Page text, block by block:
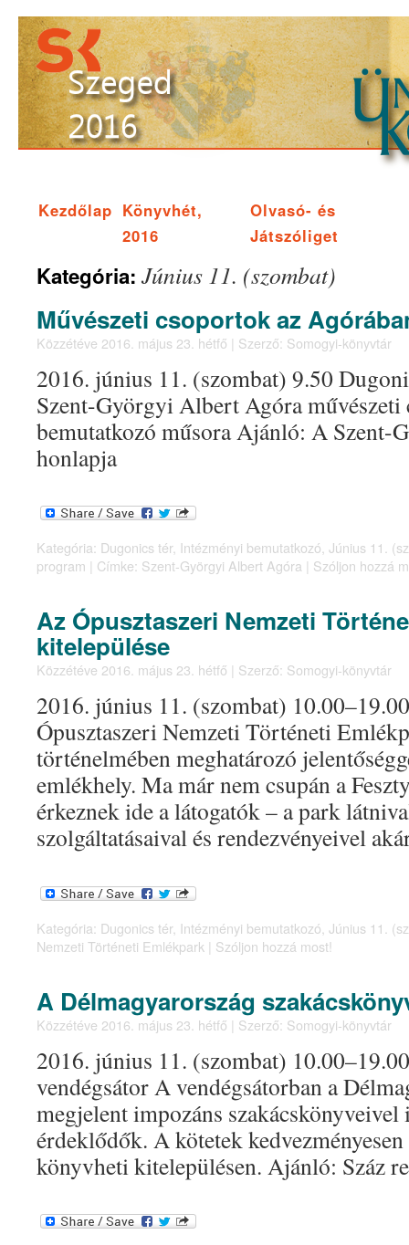
Kezdőlap Könyvhét,
2016
Olvasó- és
Játszóliget
Kategória: Június 11. (szombat)
Művészeti csoportok az
Közzétéve 2016. május 23. hétfő | Szerző: Somogyi-könyvtár
2016. június 11. (szombat) 9.50
Szent-Györgyi Albert Agóra művészeti
bemutatkozó műsora Ajánló: A Szent-
honlapja
Kategória: Dugonics tér, Intézményi bemutatkozó, Június 11.
program | Címke: Szent-Györgyi Albert Agóra | Szóljon hozzá
Az Ópusztaszeri Nemzeti
kitelepülése
Közzétéve 2016. május 23. hétfő | Szerző: Somogyi-könyvtár
2016. június 11. (szombat)
Ópusztaszeri Nemzeti Történeti
történelmében meghatározó
emlékhely. Ma már nem csupán a
érkeznek ide a látogatók – a park
szolgáltatásaival és rendezvényeivel
Kategória: Dugonics tér, Intézményi bemutatkozó Június 11.
Nemzeti Történeti Emlékpark | Szóljon hozzá most!
A Délmagyarország
Közzétéve 2016. május 23. hétfő | Szerző: Somogyi-könyvtár
2016. június 11. (szombat)
vendégsátor A vendégsátorban a
megjelent impozáns szakácskönyveivel
érdeklődők. A kötetek
könyvheti kitelepülésen. Ajánló: Száz